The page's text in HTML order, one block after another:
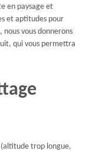
en paysage et
et aptitudes pour
vous donnerons
qui vous permettra
(altitude trop longue,